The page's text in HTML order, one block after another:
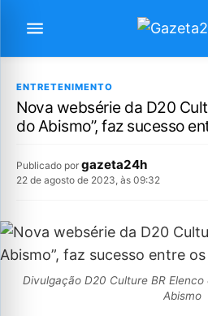
ENTRETENIMENTO
Nova websérie da D20
do Abismo”, faz sucesso
Publicado por gazeta24h
22 de agosto de 2023, às 09:32
Divulgação D20 Culture BR
Abismo